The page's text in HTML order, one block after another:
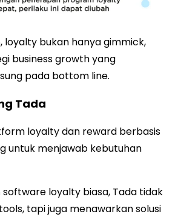
loyalty bukan hanya gimmick,
business growth yang
pada bottom line.
Tada
loyalty dan reward berbasis
untuk menjawab kebutuhan
software loyalty biasa, Tada tidak
tapi juga menawarkan solusi